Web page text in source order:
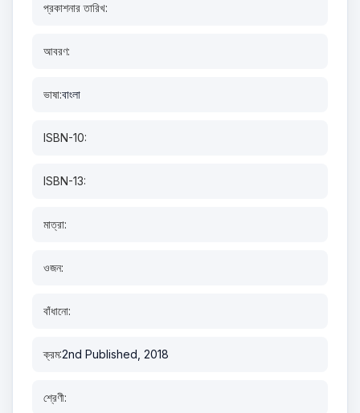
প্রকাশনার তারিখ:
আবরণ:
ভাষা:বাংলা
ISBN-10:
ISBN-13:
মাত্রা:
ওজন:
বাঁধানো:
ক্রম:2nd Published, 2018
শ্রেণী: